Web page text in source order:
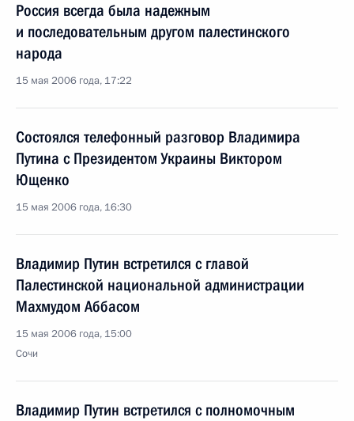
Россия всегда была надежным
и последовательным другом палестинского
народа
15 мая 2006 года, 17:22
Состоялся телефонный разговор Владимира
Путина с Президентом Украины Виктором
Ющенко
15 мая 2006 года, 16:30
Владимир Путин встретился с главой
Палестинской национальной администрации
Махмудом Аббасом
15 мая 2006 года, 15:00
Сочи
Владимир Путин встретился с полномочным